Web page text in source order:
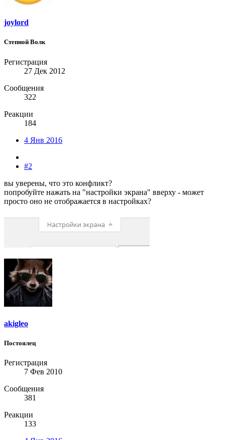
joylord
Степной Волк
Регистрация
27 Дек 2012
Сообщения
322
Реакции
184
4 Янв 2016
#2
вы уверены, что это конфликт?
попробуйте нажать на "настройки экрана" вверху - может
просто оно не отображается в настройках?
akigleo
Постоялец
Регистрация
7 Фев 2010
Сообщения
381
Реакции
133